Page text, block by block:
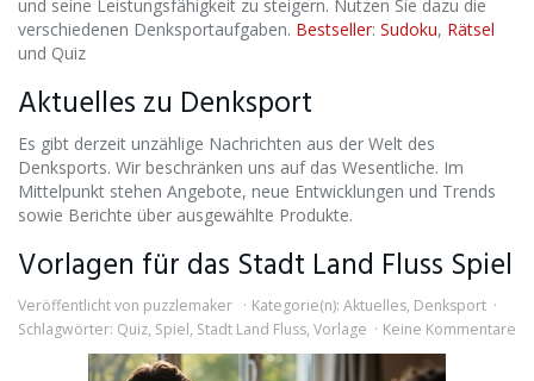
und seine Leistungsfähigkeit zu steigern. Nutzen Sie dazu die
verschiedenen Denksportaufgaben. Bestseller: Sudoku, Rätsel
und Quiz
Aktuelles zu Denksport
Es gibt derzeit unzählige Nachrichten aus der Welt des
Denksports. Wir beschränken uns auf das Wesentliche. Im
Mittelpunkt stehen Angebote, neue Entwicklungen und Trends
sowie Berichte über ausgewählte Produkte.
Vorlagen für das Stadt Land Fluss Spiel
Veröffentlicht von puzzlemaker Kategorie(n): Aktuelles, Denksport
Schlagwörter: Quiz, Spiel, Stadt Land Fluss, Vorlage Keine Kommentare